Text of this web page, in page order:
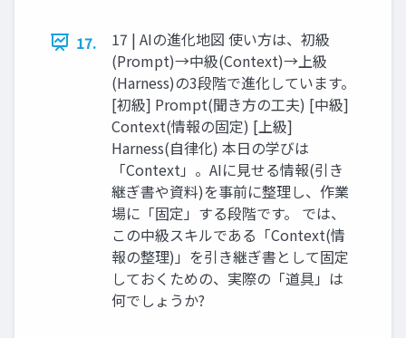
17.
17 | AIの進化地図 使い方は、初級
(Prompt)→中級(Context)→上級
(Harness)の3段階で進化しています。
[初級] Prompt(聞き方の工夫) [中級]
Context(情報の固定) [上級]
Harness(自律化) 本日の学びは
「Context」。AIに見せる情報(引き
継ぎ書や資料)を事前に整理し、作業
場に「固定」する段階です。 では、
この中級スキルである「Context(情
報の整理)」を引き継ぎ書として固定
しておくための、実際の「道具」は
何でしょうか?